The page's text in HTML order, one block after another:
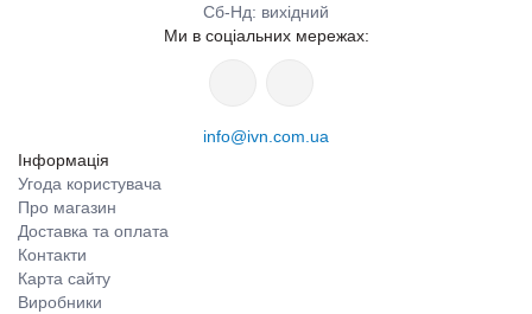
Сб-Нд: вихідний
Ми в соціальних мережах:
info@ivn.com.ua
Інформація
Угода користувача
Про магазин
Доставка та оплата
Контакти
Карта сайту
Виробники